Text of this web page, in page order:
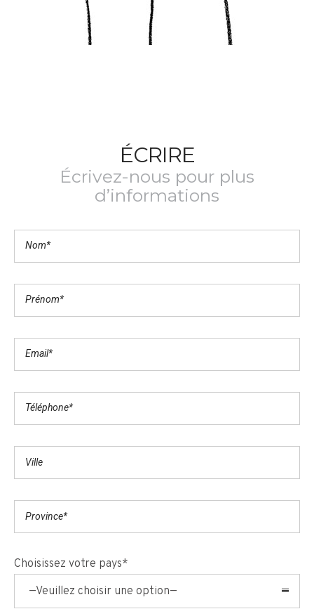
ÉCRIRE
Écrivez-nous pour plus
d’informations
Choisissez votre pays*
—Veuillez choisir une option—